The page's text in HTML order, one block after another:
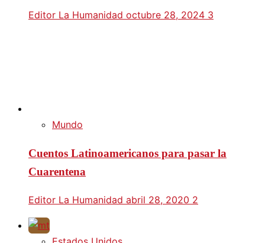
Editor La Humanidad octubre 28, 2024 3
Mundo
Cuentos Latinoamericanos para pasar la
Cuarentena
Editor La Humanidad abril 28, 2020 2